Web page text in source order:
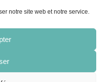
notre site web et notre service.